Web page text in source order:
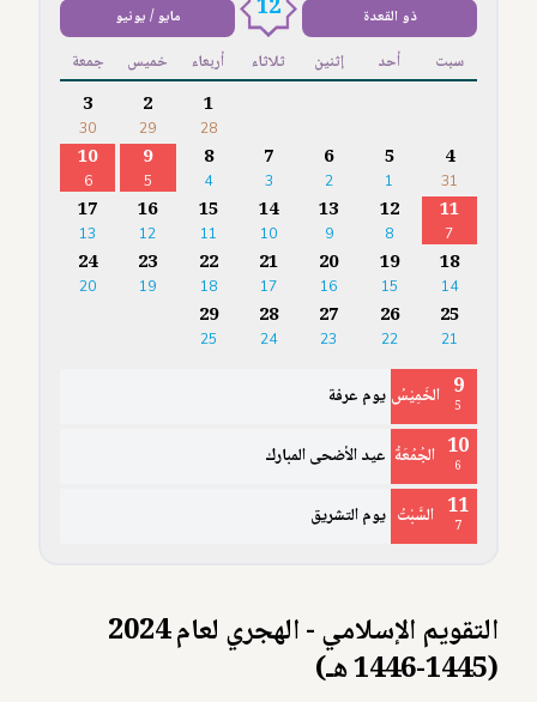
ذو القعدة 12 مايو / يونيو
سبت أحد إثنين ثلاثاء أربعاء خميس جمعة
1
28
2
29
3
30
4
31
5
1
6
2
7
3
8
4
9
5
10
6
11
7
12
8
13
9
14
10
15
11
16
12
17
13
18
14
19
15
20
16
21
17
22
18
23
19
24
20
25
21
26
22
27
23
28
24
29
25
9
5 الخَمِيْسُ يوم عرفة
10
6 الجُمُعَةُ عيد الأضحى المبارك
11
7 السَّبْتُ يوم التشريق
التقويم الإسلامي - الهجري لعام 2024
(1445-1446 هـ)